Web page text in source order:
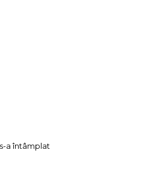
a întâmplat